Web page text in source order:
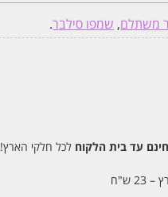
משתלם, שמפו סילבר.
עד בית הלקוח לכל חלקי הארץ!
ש"ח